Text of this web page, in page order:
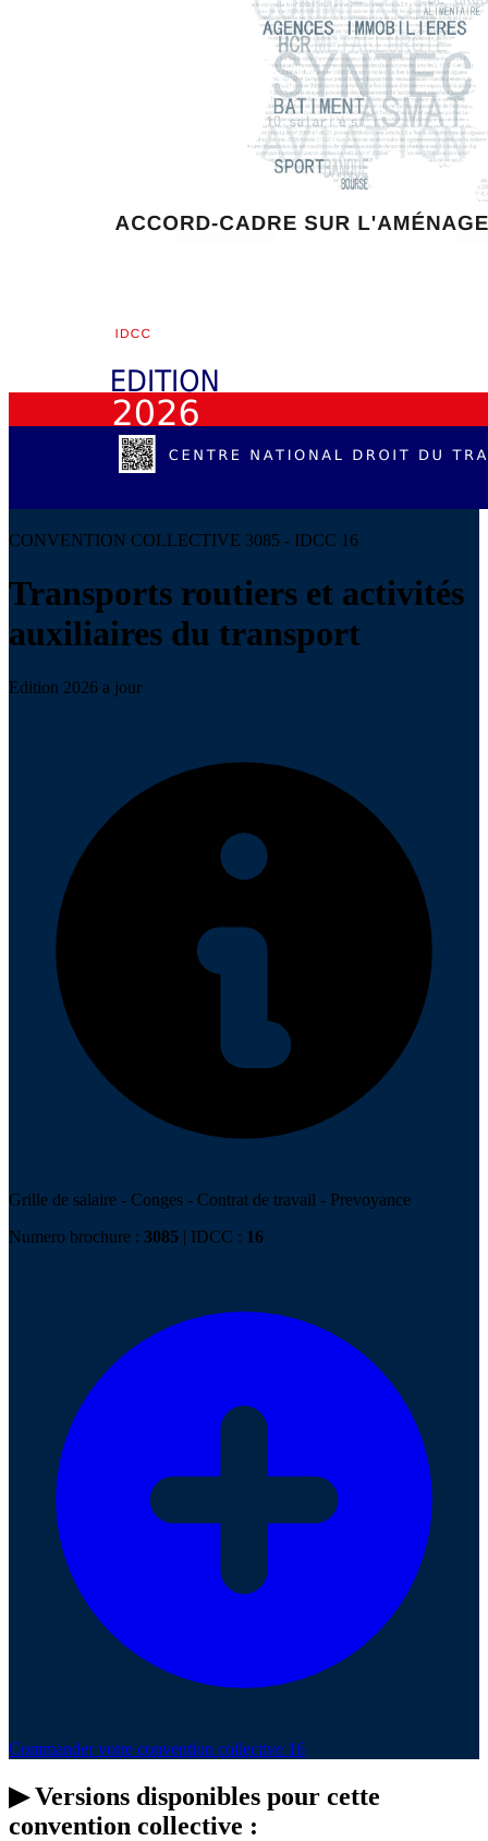
CONVENTION COLLECTIVE 3085 - IDCC 16
Transports routiers et activités
auxiliaires du transport
Edition 2026 a jour
Grille de salaire - Conges - Contrat de travail - Prevoyance
Numero brochure : 3085 | IDCC : 16
Commander votre convention collective 16
▶Versions disponibles pour cette
convention collective :